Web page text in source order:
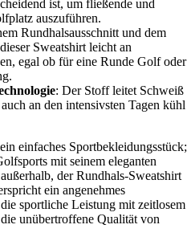
ist, um fließende und
auszuführen.
Rundhalsausschnitt und dem
Sweatshirt leicht an
egal ob für eine Runde Golf oder
: Der Stoff leitet Schweiß
an den intensivsten Tagen kühl
einfaches Sportbekleidungsstück;
mit seinem eleganten
der Rundhals-Sweatshirt
ein angenehmes
sportliche Leistung mit zeitlosem
unübertroffene Qualität von